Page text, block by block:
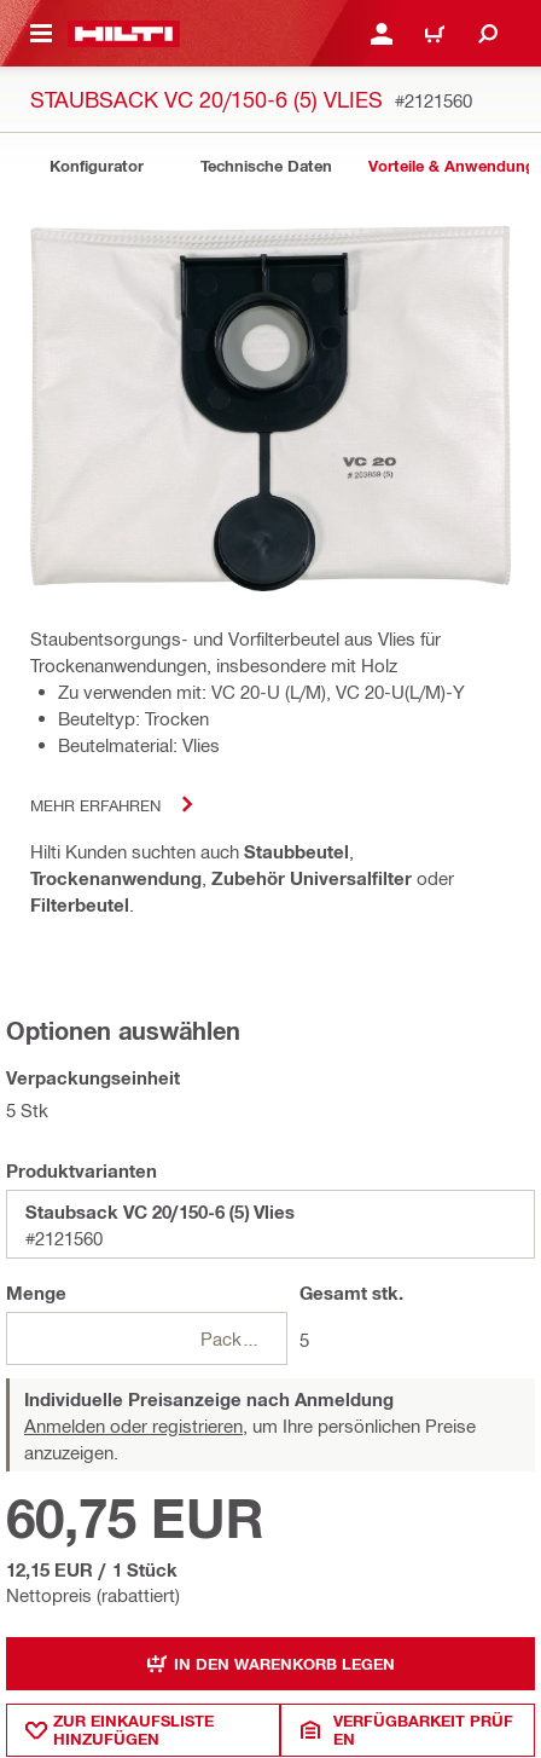
ANMELDEN ODER
WARENKORB
STAUBSACK VC 20/150-6 (5) VLIES #2121560
Konfigurator Technische Daten Vorteile &
Staubentsorgungs- und Vorfilterbeutel aus Vlies für
Trockenanwendungen, insbesondere mit Holz
Zu verwenden mit: VC 20-U (L/M), VC 20-U(L/M)-Y
Beuteltyp: Trocken
Beutelmaterial: Vlies
MEHR ERFAHREN
Hilti Kunden suchten auch Staubbeutel
Trockenanwendung Zubehör Universalfilter oder
Filterbeutel
Optionen auswählen
Verpackungseinheit
5 Stk
Produktvarianten
Staubsack VC 20/150-6 (5) Vlies
#2121560
Menge
Packungen
Gesamtstk.
5
Individuelle Preisanzeige nach Anmeldung
Anmelden oder registrieren, um Ihre persönlichen Preise
anzuzeigen.
Nettopreis (rabattiert)
60,75 EUR
12,15 EUR / 1 Stück
IN DEN WARENKORB LEGEN
ZUR EINKAUFSLISTE
HINZUFÜGEN
VERFÜGBARKEIT PRÜF
EN